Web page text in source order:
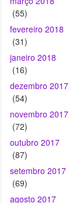
janeiro 2018
(16)
dezembro 2017
(54)
novembro 2017
(72)
outubro 2017
setembro 2017
(69)
agosto 2017
(96)
julho 2017